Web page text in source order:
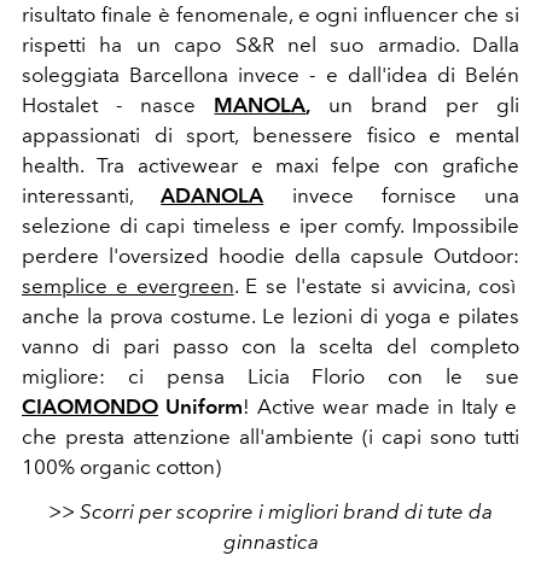
risultato finale è fenomenale, e ogni influencer che si
rispetti ha un capo S&R nel suo armadio. Dalla
soleggiata Barcellona invece - e dall'idea di Belén
Hostalet - nasce MANOLA, un brand per gli
appassionati di sport, benessere fisico e mental
health. Tra activewear e maxi felpe con grafiche
interessanti,ADANOLA invece fornisce una
selezione di capi timeless e iper comfy. Impossibile
perdere l'oversized hoodie della capsule Outdoor:
semplice e evergreen. E se l'estate si avvicina, così
anche la prova costume. Le lezioni di yoga e pilates
vanno di pari passo con la scelta del completo
migliore: ci pensa Licia Florio con le sue
CIAOMONDO Uniform! Active wear made in Italy e
che presta attenzione all'ambiente (i capi sono tutti
100% organic cotton)
>> Scorri per scoprire i migliori brand di tute da
ginnastica